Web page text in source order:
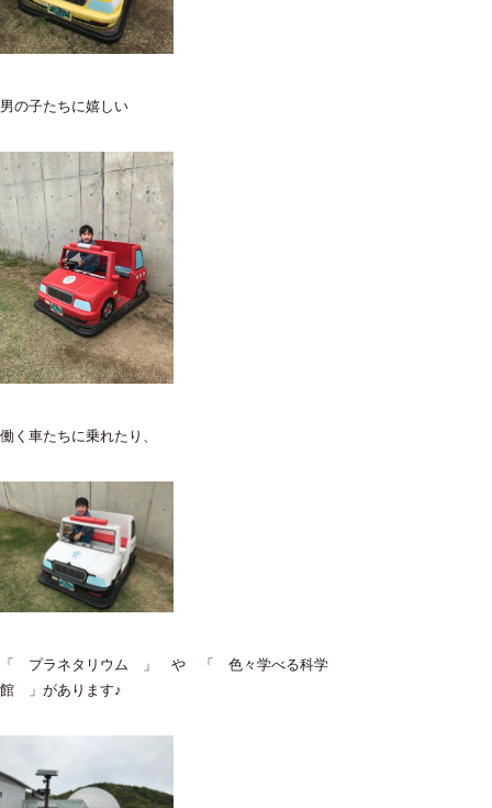
男の子たちに嬉しい
働く車たちに乗れたり、
「 プラネタリウム 」 や 「 色々学べる科学
館 」があります♪